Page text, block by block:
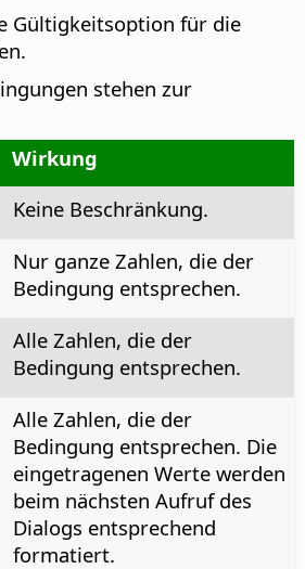
Gültigkeitsoption für die
stehen zur
Wirkung
Keine Beschränkung.
Nur ganze Zahlen, die der
Bedingung entsprechen.
Alle Zahlen, die der
Bedingung entsprechen.
Alle Zahlen, die der
Bedingung entsprechen. Die
eingetragenen Werte werden
beim nächsten Aufruf des
Dialogs entsprechend
formatiert.